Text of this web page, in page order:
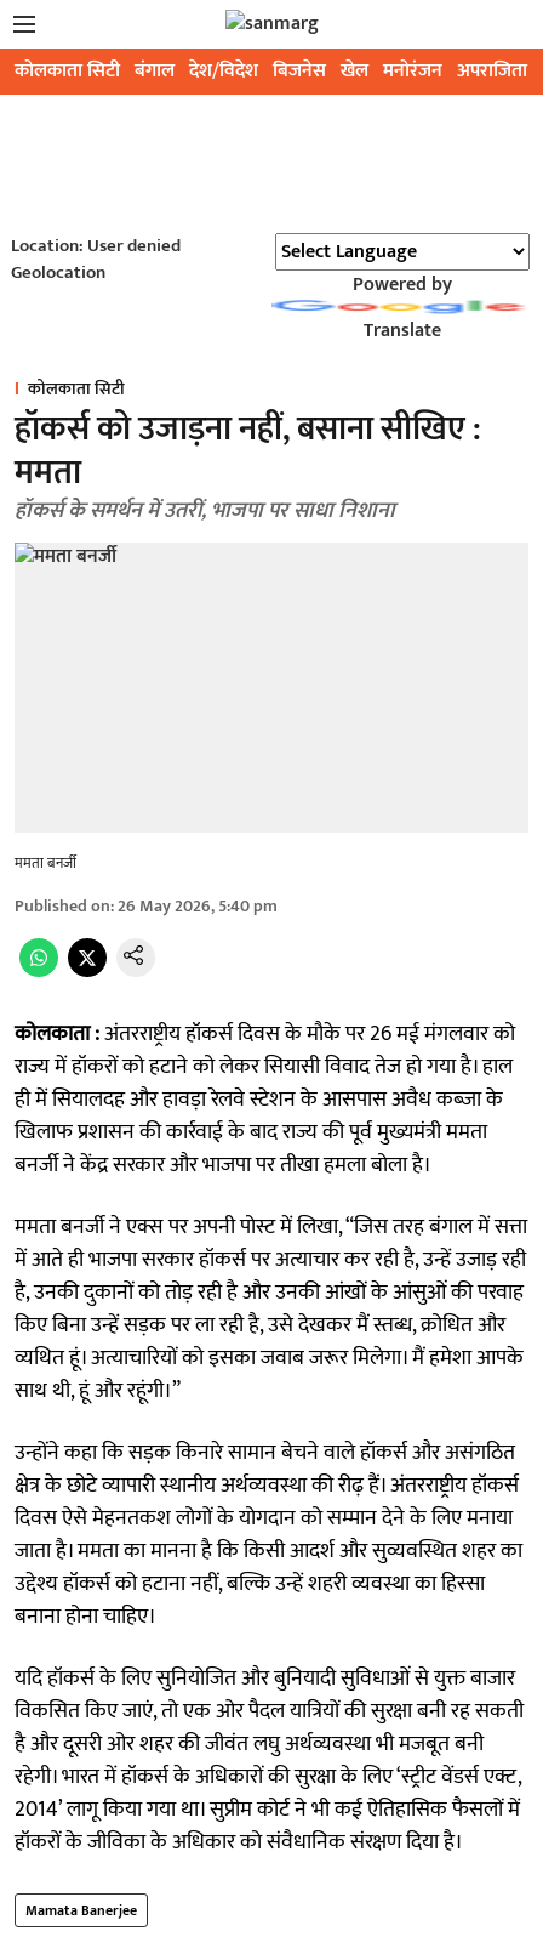
कोलकाता सिटी बंगाल देश/विदेश बिजनेस खेल मनोरंजन अपराजिता
Location: User denied
Geolocation
Powered by
Translate
कोलकाता सिटी
हॉकर्स को उजाड़ना नहीं, बसाना सीखिए :
ममता
हॉकर्स के समर्थन में उतरीं, भाजपा पर साधा निशाना
ममता बनर्जी
Published on:26 May 2026, 5:40 pm
कोलकाता :अंतरराष्ट्रीय हॉकर्स दिवस के मौके पर 26 मई मंगलवार को
राज्य में हॉकरों को हटाने को लेकर सियासी विवाद तेज हो गया है। हाल
ही में सियालदह और हावड़ा रेलवे स्टेशन के आसपास अवैध कब्जा के
खिलाफ प्रशासन की कार्रवाई के बाद राज्य की पूर्व मुख्यमंत्री ममता
बनर्जी ने केंद्र सरकार और भाजपा पर तीखा हमला बोला है।
ममता बनर्जी ने एक्स पर अपनी पोस्ट में लिखा, “जिस तरह बंगाल में सत्ता
में आते ही भाजपा सरकार हॉकर्स पर अत्याचार कर रही है, उन्हें उजाड़ रही
है, उनकी दुकानों को तोड़ रही है और उनकी आंखों के आंसुओं की परवाह
किए बिना उन्हें सड़क पर ला रही है, उसे देखकर मैं स्तब्ध, क्रोधित और
व्यथित हूं। अत्याचारियों को इसका जवाब जरूर मिलेगा। मैं हमेशा आपके
साथ थी, हूं और रहूंगी।”
उन्होंने कहा कि सड़क किनारे सामान बेचने वाले हॉकर्स और असंगठित
क्षेत्र के छोटे व्यापारी स्थानीय अर्थव्यवस्था की रीढ़ हैं। अंतरराष्ट्रीय हॉकर्स
दिवस ऐसे मेहनतकश लोगों के योगदान को सम्मान देने के लिए मनाया
जाता है। ममता का मानना है कि किसी आदर्श और सुव्यवस्थित शहर का
उद्देश्य हॉकर्स को हटाना नहीं, बल्कि उन्हें शहरी व्यवस्था का हिस्सा
बनाना होना चाहिए।
यदि हॉकर्स के लिए सुनियोजित और बुनियादी सुविधाओं से युक्त बाजार
विकसित किए जाएं, तो एक ओर पैदल यात्रियों की सुरक्षा बनी रह सकती
है और दूसरी ओर शहर की जीवंत लघु अर्थव्यवस्था भी मजबूत बनी
रहेगी। भारत में हॉकर्स के अधिकारों की सुरक्षा के लिए ‘स्ट्रीट वेंडर्स एक्ट,
2014’ लागू किया गया था। सुप्रीम कोर्ट ने भी कई ऐतिहासिक फैसलों में
हॉकरों के जीविका के अधिकार को संवैधानिक संरक्षण दिया है।
Mamata Banerjee